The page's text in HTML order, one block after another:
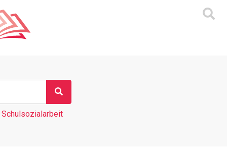
Schulsozialarbeit